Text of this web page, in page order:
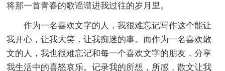
将那一首青春的歌谣谱进我过往的岁月里。
作为一名喜欢文字的人，我很难忘记写作这个能让
我开心，让我大笑，让我痴迷的事。而作为一名喜欢散
文的人，我也很难忘记和每一个喜欢文字的朋友，分享
我生活中的喜怒哀乐。记录我的所想，所感，散文让我